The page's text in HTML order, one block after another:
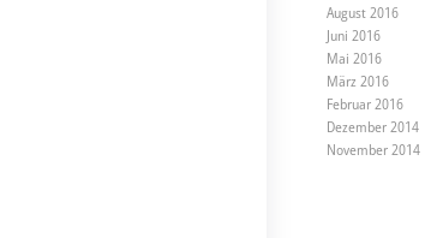
August 2016
Juni 2016
Mai 2016
März 2016
Februar 2016
Dezember 2014
November 2014